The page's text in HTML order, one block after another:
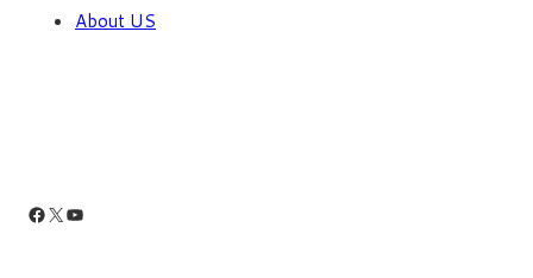
About US
Facebook
X YouTube